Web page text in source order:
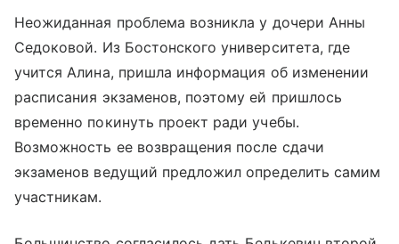
Неожиданная проблема возникла у дочери Анны
Седоковой. Из Бостонского университета, где
учится Алина, пришла информация об изменении
расписания экзаменов, поэтому ей пришлось
временно покинуть проект ради учебы.
Возможность ее возвращения после сдачи
экзаменов ведущий предложил определить самим
участникам.